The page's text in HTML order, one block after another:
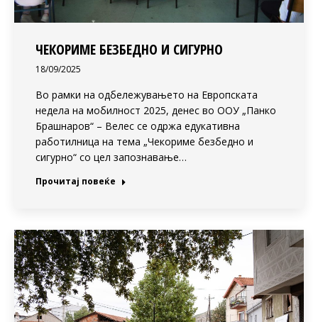
ЧЕКОРИМЕ БЕЗБЕДНО И СИГУРНО
18/09/2025
Во рамки на одбележувањето на Европската
недела на мобилност 2025, денес во ООУ „Панко
Брашнаров“ – Велес се одржа едукативна
работилница на тема „Чекориме безбедно и
сигурно“ со цел запознавање…
Прочитај повеќе